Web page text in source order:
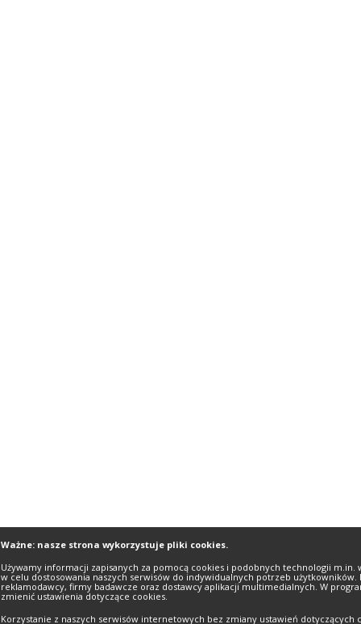
Ważne: nasze strona wykorzystuje pliki cookies.
Używamy informacji zapisanych za pomocą cookies i podobnych technologii
w celu dostosowania naszych serwisów do indywidualnych potrzeb użytkowników.
reklamodawcy, firmy badawcze oraz dostawcy aplikacji multimedialnych. W
zmienić ustawienia dotyczące cookies.
Korzystanie z naszych serwisów internetowych bez zmiany ustawień dotyczących